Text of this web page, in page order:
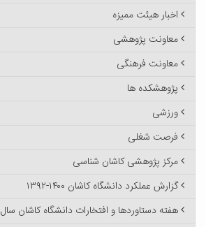
اخبار هیئت ممیزه
معاونت پژوهشی
معاونت فرهنگی
پژوهشکده ها
ورزشی
فرصت شغلی
مرکز پژوهشی کاشان شناسی
گزارش عملکرد دانشگاه کاشان ۱۴۰۰-۱۳۹۲
هفته دستاوردها و افتخارات دانشگاه کاشان سال ۱۴۰۰